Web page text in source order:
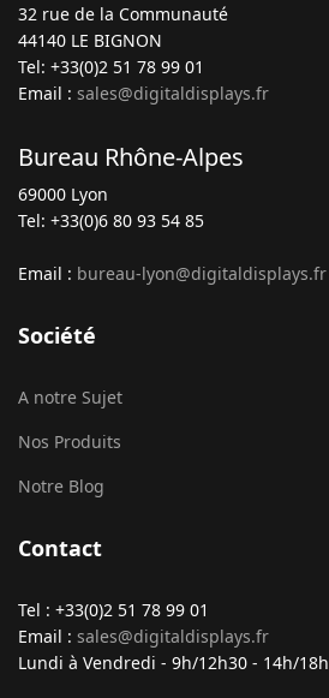
32 rue de la Communauté
44140 LE BIGNON
Tel: +33(0)2 51 78 99 01
Email : sales@digitaldisplays.fr
Bureau Rhône-Alpes
69000 Lyon
Tel: +33(0)6 80 93 54 85
Email : bureau-lyon@digitaldisplays.fr
Société
A notre Sujet
Nos Produits
Notre Blog
Contact
Tel : +33(0)2 51 78 99 01
Email : sales@digitaldisplays.fr
Lundi à Vendredi - 9h/12h30 - 14h/18h